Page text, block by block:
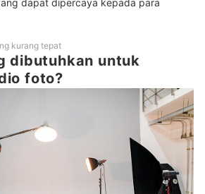
kurang tepat
dibutuhkan untuk
foto?